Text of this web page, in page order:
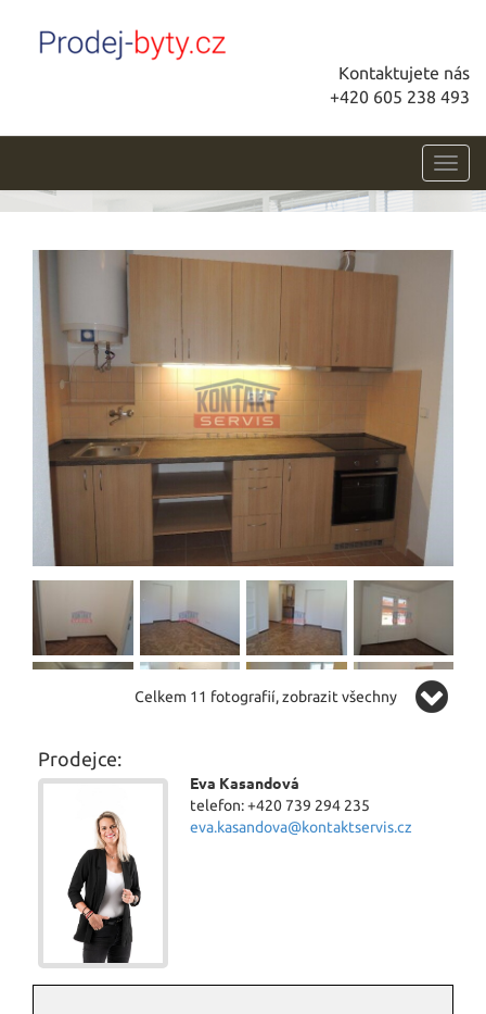
Kontaktujete nás
+420 605 238 493
Celkem 11 fotografií, zobrazit všechny
Prodejce:
Eva Kasandová
telefon: +420 739 294 235
eva.kasandova@kontaktservis.cz